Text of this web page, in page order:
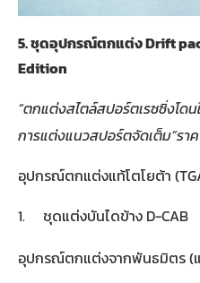
5.ชุดอุปกรณ์ตกแต่งDrift
Edition
“ตกแต่งสไตล์สปอร์ตเรซซิ่งโด
การแต่งแนวสปอร์ตจัดเต็ม”รา
อุปกรณ์ตกแต่งแท้โตโยต้า
1. ชุดแต่งบันไดข้าง D-
อุปกรณ์ตกแต่งจากพันธมิตร (